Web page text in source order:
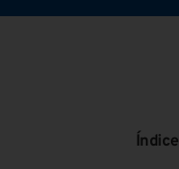
Índice